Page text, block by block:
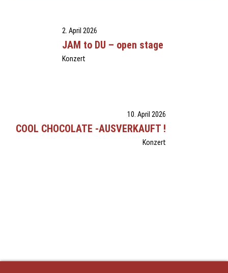
2. April 2026
JAM to DU – open stage
Konzert
10. April 2026
COOL CHOCOLATE -AUSVERKAUFT !
Konzert